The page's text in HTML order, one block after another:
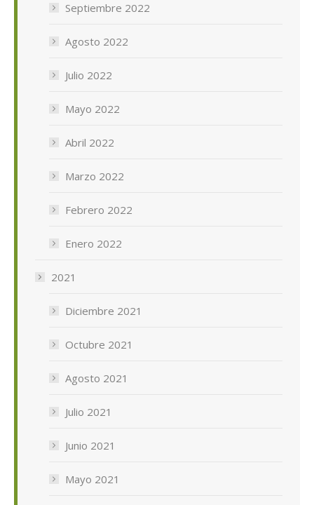
Septiembre 2022
Agosto 2022
Julio 2022
Mayo 2022
Abril 2022
Marzo 2022
Febrero 2022
Enero 2022
2021
Diciembre 2021
Octubre 2021
Agosto 2021
Julio 2021
Junio 2021
Mayo 2021